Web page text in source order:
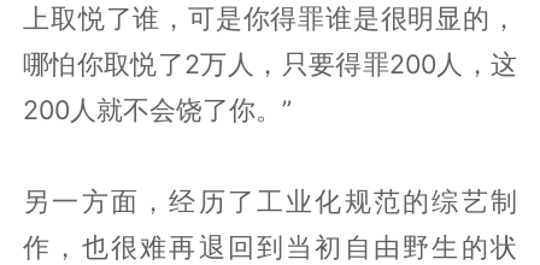
上取悦了谁，可是你得罪谁是很明显的，
哪怕你取悦了2万人，只要得罪200人，这
200人就不会饶了你。”
另一方面，经历了工业化规范的综艺制
作，也很难再退回到当初自由野生的状